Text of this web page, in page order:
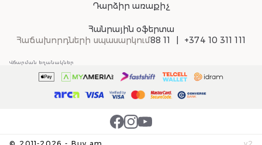
Դարձիր առաքիչ
Հանրային օֆերտա
Հաճախորդների սպասարկում88 11 +374 10 311 111
Վճարման եղանակներ